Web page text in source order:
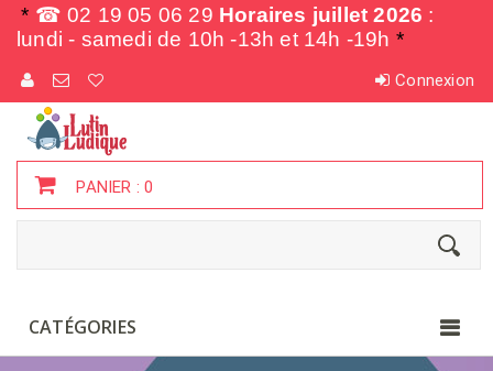
* ☎ 02 19 05 06 29 Horaires juillet 2026 :
lundi - samedi de 10h -13h et 14h -19h *
Connexion
PANIER :0
CATÉGORIES